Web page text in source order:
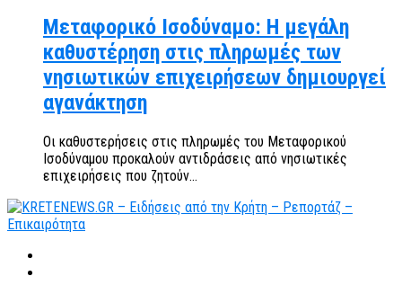
Μεταφορικό Ισοδύναμο: Η μεγάλη
καθυστέρηση στις πληρωμές των
νησιωτικών επιχειρήσεων δημιουργεί
αγανάκτηση
Οι καθυστερήσεις στις πληρωμές του Μεταφορικού
Ισοδύναμου προκαλούν αντιδράσεις από νησιωτικές
επιχειρήσεις που ζητούν...